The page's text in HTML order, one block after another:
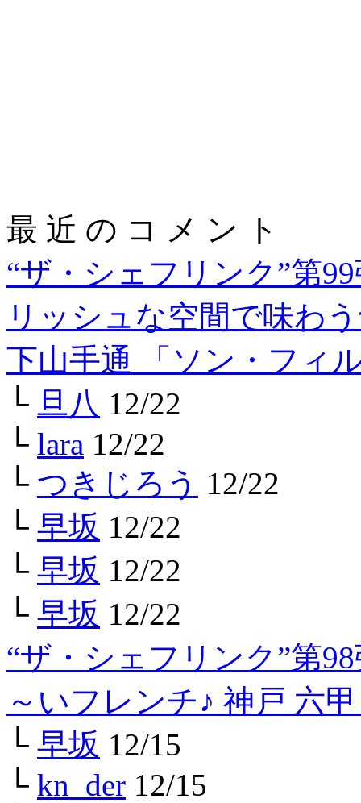
最 近 の コ メ ン ト
“ザ・シェフリンク”第
リッシュな空間で味わ
下山手通 「ソン・フィ
└ 旦八 12/22
└ lara 12/22
└ つきじろう 12/22
└ 早坂 12/22
└ 早坂 12/22
└ 早坂 12/22
“ザ・シェフリンク”第
～いフレンチ♪ 神戸 六
└ 早坂 12/15
└ kn_der 12/15